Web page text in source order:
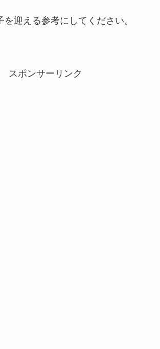
を迎える参考にしてください。
スポンサーリンク